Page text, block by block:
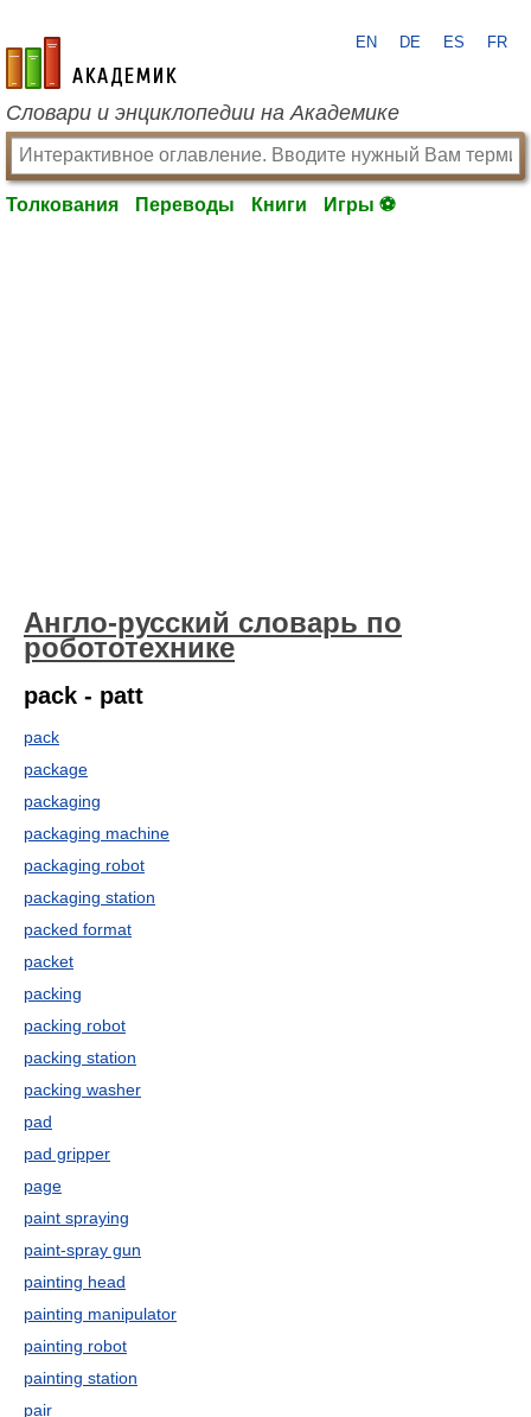
academic.ru
EN DE ES FR
Словари и энциклопедии на Академике
Толкования Переводы Книги Игры ⚽
Англо-русский словарь по
робототехнике
pack - patt
pack
package
packaging
packaging machine
packaging robot
packaging station
packed format
packet
packing
packing robot
packing station
packing washer
pad
pad gripper
page
paint spraying
paint-spray gun
painting head
painting manipulator
painting robot
painting station
pair